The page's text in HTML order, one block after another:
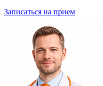
Записаться на прием